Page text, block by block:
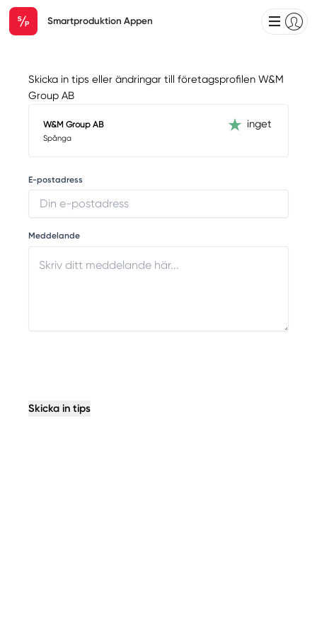
Smartproduktion Appen
Skicka in tips eller ändringar till företagsprofilen W&M
Group AB
W&M Group AB
Spånga
inget
E-postadress
Meddelande
Skicka in tips